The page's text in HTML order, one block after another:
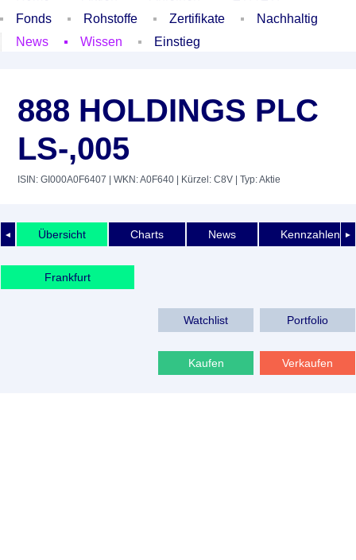
Fonds
Rohstoffe Zertifikate
Nachhaltig
News
Wissen Einstieg
888 HOLDINGS PLC
LS-,005
ISIN: GI000A0F6407 | WKN: A0F640 | Kürzel: C8V | Typ: Aktie
◄ ►
Übersicht Charts News Kennzahlen
Frankfurt
Watchlist Portfolio
Kaufen Verkaufen